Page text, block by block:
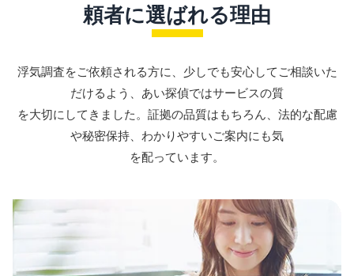
頼者に選ばれる理由
浮気調査をご依頼される方に、少しでも安心してご相談いた
だけるよう、 あい探偵ではサービスの質
を大切にしてきました。証拠の品質はもちろん、法的な配慮
や秘密保持、わかりやすいご案内にも気
を配っています。